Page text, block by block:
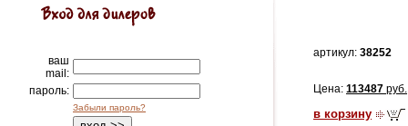
ваш
mail:
пароль:
Забыли пароль?
артикул: 38252
Цена: 113487 руб.
в корзину